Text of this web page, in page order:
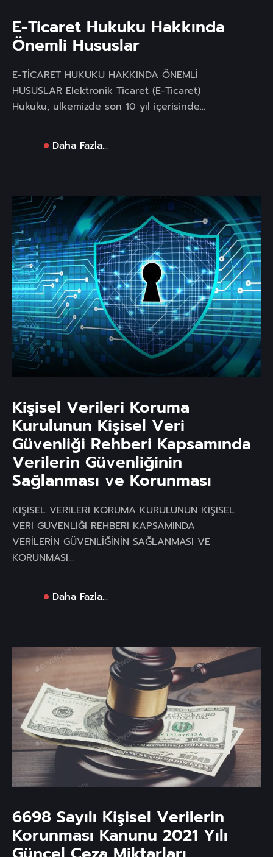
E-Ticaret Hukuku Hakkında
Önemli Hususlar
E-TİCARET HUKUKU HAKKINDA ÖNEMLİ
HUSUSLAR Elektronik Ticaret (E-Ticaret)
Hukuku, ülkemizde son 10 yıl içerisinde...
Daha Fazla...
Kişisel Verileri Koruma
Kurulunun Kişisel Veri
Güvenliği Rehberi Kapsamında
Verilerin Güvenliğinin
Sağlanması ve Korunması
KİŞİSEL VERİLERİ KORUMA KURULUNUN KİŞİSEL
VERİ GÜVENLİĞİ REHBERİ KAPSAMINDA
VERİLERİN GÜVENLİĞİNİN SAĞLANMASI VE
KORUNMASI...
Daha Fazla...
6698 Sayılı Kişisel Verilerin
Korunması Kanunu 2021 Yılı